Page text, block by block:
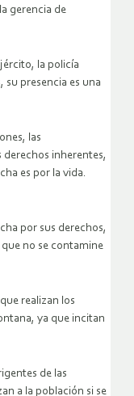
gerencia de
la policía
presencia es una
las
inherentes,
es por la vida.
por sus derechos,
no se contamine
realizan los
ya que incitan
de las
a la población si se